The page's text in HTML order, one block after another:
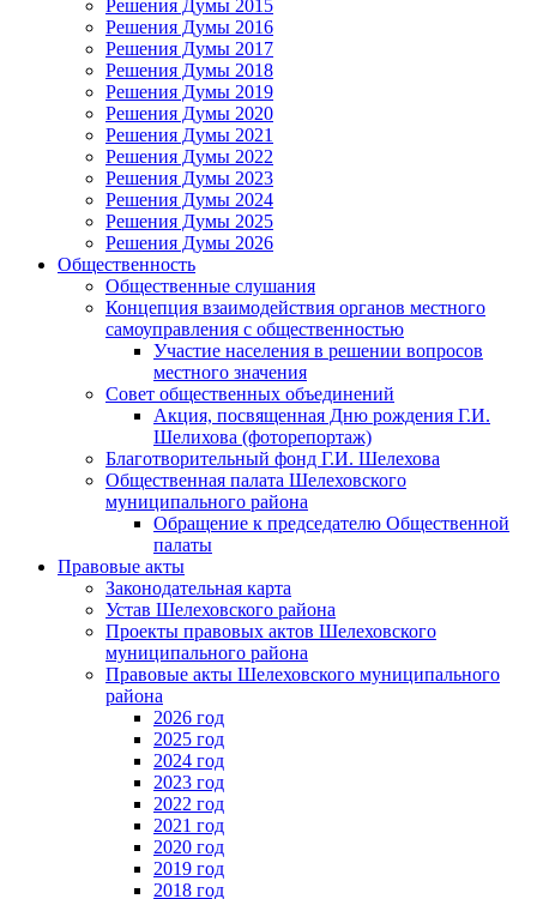
Решения Думы 2015
Решения Думы 2016
Решения Думы 2017
Решения Думы 2018
Решения Думы 2019
Решения Думы 2020
Решения Думы 2021
Решения Думы 2022
Решения Думы 2023
Решения Думы 2024
Решения Думы 2025
Решения Думы 2026
Общественность
Общественные слушания
Концепция взаимодействия органов местного
самоуправления с общественностью
Участие населения в решении вопросов
местного значения
Совет общественных объединений
Акция, посвященная Дню рождения Г.И.
Шелихова (фоторепортаж)
Благотворительный фонд Г.И. Шелехова
Общественная палата Шелеховского
муниципального района
Обращение к председателю Общественной
палаты
Правовые акты
Законодательная карта
Устав Шелеховского района
Проекты правовых актов Шелеховского
муниципального района
Правовые акты Шелеховского муниципального
района
2026 год
2025 год
2024 год
2023 год
2022 год
2021 год
2020 год
2019 год
2018 год